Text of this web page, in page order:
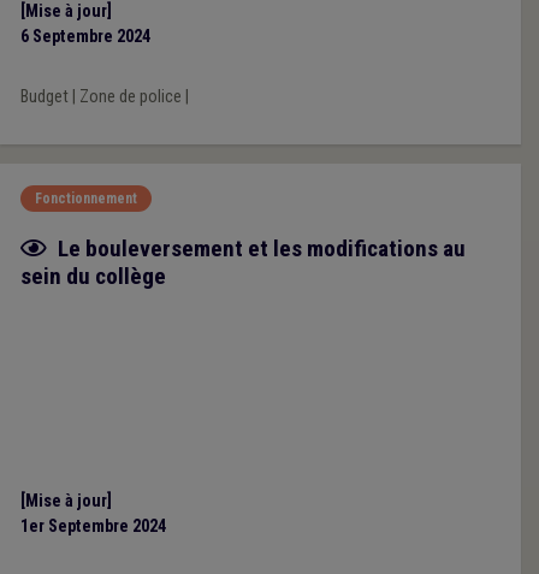
[Mise à jour]
6 Septembre 2024
Budget| Zone de police
Fonctionnement
Fiche focus
Le bouleversement et les modifications au
sein du collège
[Mise à jour]
1er Septembre 2024